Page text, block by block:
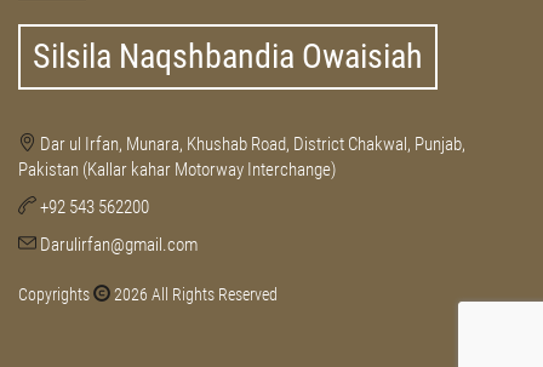
Silsila Naqshbandia Owaisiah
Dar ul Irfan, Munara, Khushab Road, District Chakwal, Punjab,
Pakistan (Kallar kahar Motorway Interchange)
+92 543 562200
Darulirfan@gmail.com
Copyrights 2026 All Rights Reserved